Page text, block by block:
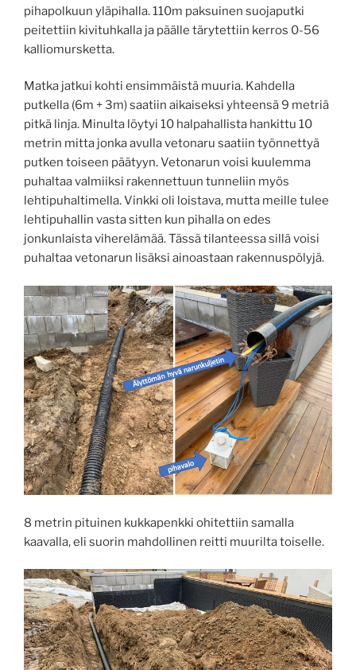
pihapolkuun yläpihalla. 110m paksuinen suojaputki
peitettiin kivituhkalla ja päälle tärytettiin kerros 0-56
kalliomursketta.
Matka jatkui kohti ensimmäistä muuria. Kahdella
putkella (6m + 3m) saatiin aikaiseksi yhteensä 9 metriä
pitkä linja. Minulta löytyi 10 halpahallista hankittu 10
metrin mitta jonka avulla vetonaru saatiin työnnettyä
putken toiseen päätyyn. Vetonarun voisi kuulemma
puhaltaa valmiiksi rakennettuun tunneliin myös
lehtipuhaltimella. Vinkki oli loistava, mutta meille tulee
lehtipuhallin vasta sitten kun pihalla on edes
jonkunlaista viherelämää. Tässä tilanteessa sillä voisi
puhaltaa vetonarun lisäksi ainoastaan rakennuspölyjä.
8 metrin pituinen kukkapenkki ohitettiin samalla
kaavalla, eli suorin mahdollinen reitti muurilta toiselle.